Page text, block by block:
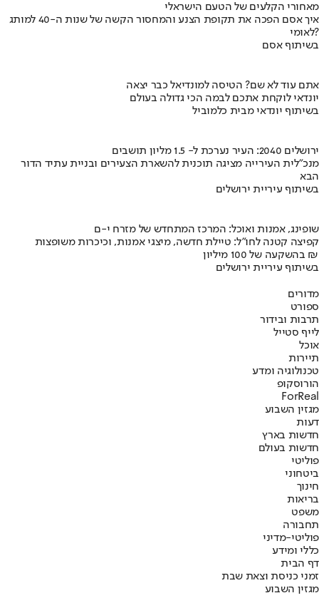
מאחורי הקלעים של הטעם הישראלי
איך אסם הפכה את תקופת הצנע והמחסור הקשה של שנות ה-40 למותג
לאומי?
בשיתוף אסם
אתם עוד לא שם? הטיסה למונדיאל כבר יצאה
יונדאי לוקחת אתכם לבמה הכי גדולה בעולם
בשיתוף יונדאי מבית כלמוביל
ירושלים 2040: העיר נערכת ל- 1.5 מליון תושבים
מנכ"לית העירייה מציגה תוכנית להשארת הצעירים ובניית עתיד הדור
הבא
בשיתוף עיריית ירושלים
שופינג, אמנות ואוכל: המרכז המתחדש של מזרח י-ם
קפיצה קטנה לחו"ל: טיילת חדשה, מיצגי אמנות, וכיכרות משופצות
בהשקעה של 100 מיליון ₪
בשיתוף עיריית ירושלים
מדורים
ספורט
תרבות ובידור
לייף סטייל
אוכל
תיירות
טכנולוגיה ומדע
הורוסקופ
ForReal
מגזין השבוע
דעות
חדשות בארץ
חדשות בעולם
פוליטי
ביטחוני
חינוך
בריאות
משפט
תחבורה
פוליטי-מדיני
כללי ומידע
דף הבית
זמני כניסת וצאת שבת
מגזין השבוע